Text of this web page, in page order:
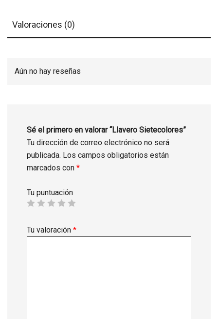
Valoraciones (0)
Aún no hay reseñas
Sé el primero en valorar “Llavero Sietecolores”
Tu dirección de correo electrónico no será
publicada. Los campos obligatorios están
marcados con *
Tu puntuación
Tu valoración *